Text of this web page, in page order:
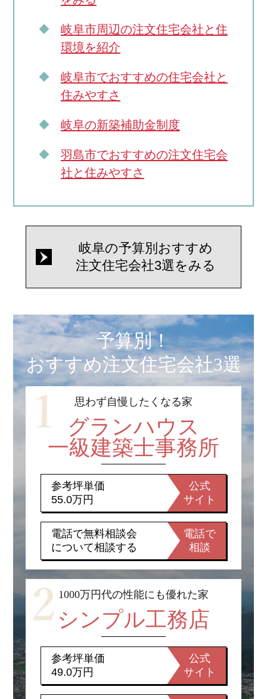
岐阜市周辺の注文住宅会社と住
環境を紹介
岐阜市でおすすめの住宅会社と
住みやすさ
岐阜の新築補助金制度
羽島市でおすすめの注文住宅会
社と住みやすさ
岐阜の予算別おすすめ
注文住宅会社3選をみる
予算別！
おすすめ注文住宅会社3選
思わず自慢したくなる家
グランハウス
一級建築士事務所
参考坪単価
55.0万円
公式
サイト
電話で無料相談会
について相談する
電話で
相談
1000万円代の性能にも優れた家
シンプル工務店
参考坪単価
49.0万円
公式
サイト